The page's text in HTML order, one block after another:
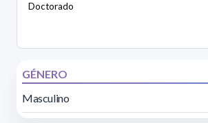
Doctorado
GÉNERO
Masculino